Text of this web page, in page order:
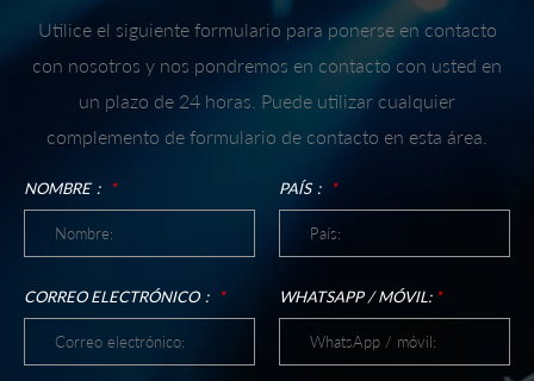
Utilice el siguiente formulario para ponerse en contacto
con nosotros y nos pondremos en contacto con usted en
un plazo de 24 horas. Puede utilizar cualquier
complemento de formulario de contacto en esta área.
NOMBRE： * PAÍS： *
CORREO ELECTRÓNICO： * WHATSAPP / MÓVIL: *